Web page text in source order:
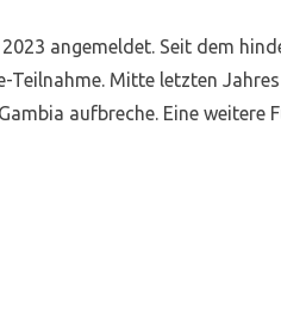
angemeldet. Seit dem
Teilnahme. Mitte letzten
aufbreche. Eine weitere